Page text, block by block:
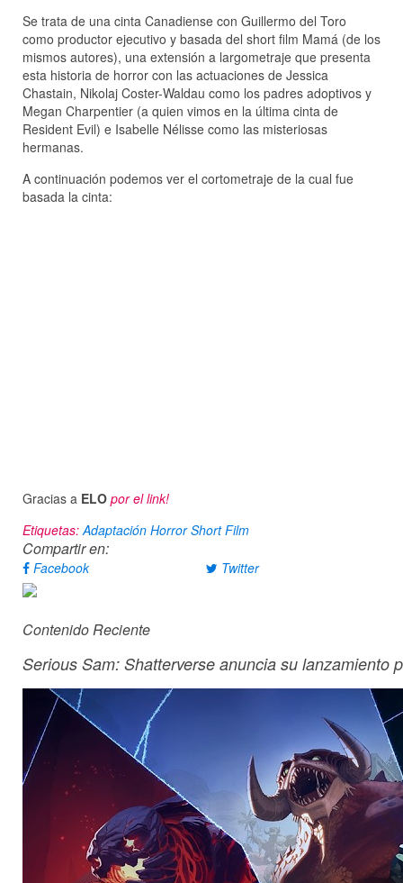
Se trata de una cinta Canadiense con Guillermo del Toro
como productor ejecutivo y basada del short film Mamá (de los
mismos autores), una extensión a largometraje que presenta
esta historia de horror con las actuaciones de Jessica
Chastain, Nikolaj Coster-Waldau como los padres adoptivos y
Megan Charpentier (a quien vimos en la última cinta de
Resident Evil) e Isabelle Nélisse como las misteriosas
hermanas.
A continuación podemos ver el cortometraje de la cual fue
basada la cinta:
Gracias a ELO por el link!
Etiquetas:Adaptación Horror Short Film
Compartir en:
Facebook Twitter
Contenido Reciente
Serious Sam: Shatterverse anuncia su lanzamiento